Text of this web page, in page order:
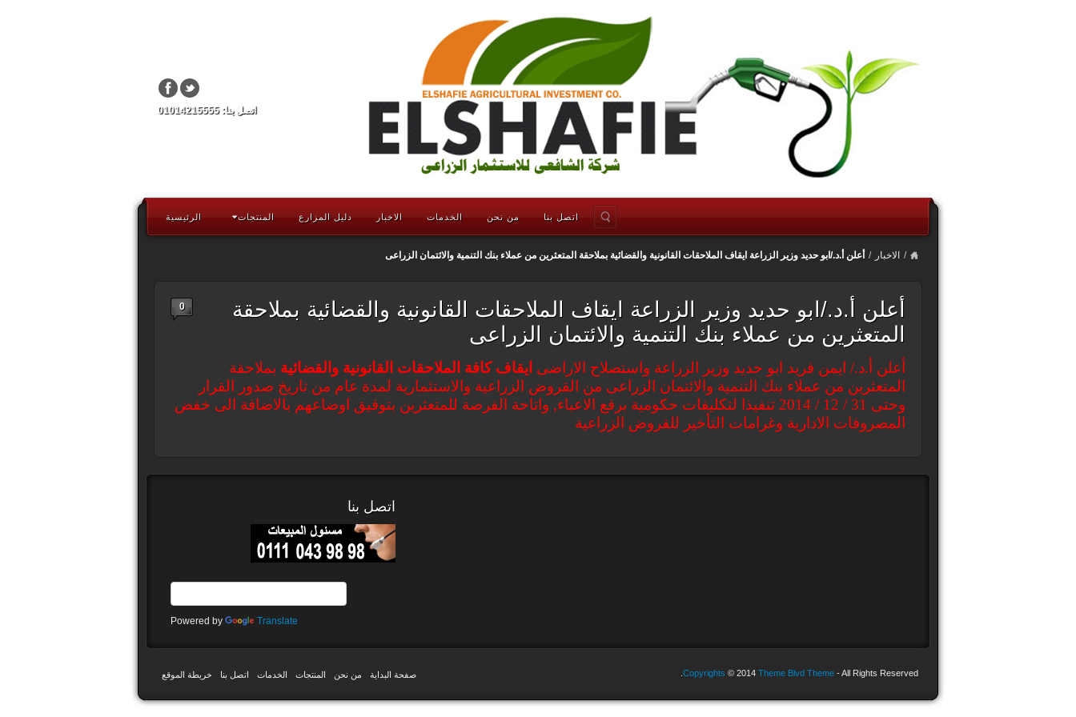
اتصل بنا: 01014215555
الرئيسية المنتجات دليل المزارع الاخبار الخدمات من نحن اتصل بنا
/ الاخبار / أعلن أ.د./ابو حديد وزير الزراعة ايقاف الملاحقات القانونية والقضائية بملاحقة المتعثرين من عملاء بنك التنمية والائتمان الزراعى
أعلن أ.د./ابو حديد وزير الزراعة ايقاف الملاحقات القانونية والقضائية بملاحقة
المتعثرين من عملاء بنك التنمية والائتمان الزراعى
0
أعلن أ.د./ ايمن فريد ابو حديد وزير الزراعة واستصلاح الاراضى ايقاف كافة الملاحقات القانونية والقضائية بملاحقة
المتعثرين من عملاء بنك التنمية والائتمان الزراعى من القروض الزراعية والاستثمارية لمدة عام من تاريخ صدور القرار
وحتى 31 / 12 / 2014
تنفيذا لتكليفات حكومية برفع الاعباء, واتاحة الفرصة للمتعثرين بتوفيق اوضاعهم بالاضافة الى خفض
المصروفات الادارية وغرامات التأخير للقروض الزراعية
اتصل بنا
Powered by Translate
Copyrights © 2014 Theme Blvd Theme - All Rights Reserved. صفحة البداية من نحن المنتجات الخدمات اتصل بنا خريطة الموقع